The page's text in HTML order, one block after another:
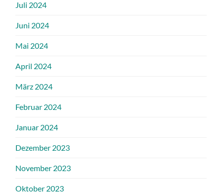
Juli 2024
Juni 2024
Mai 2024
April 2024
März 2024
Februar 2024
Januar 2024
Dezember 2023
November 2023
Oktober 2023